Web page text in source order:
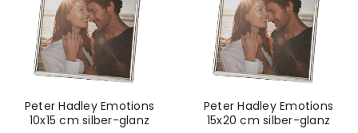
Peter Hadley Emotions
10x15 cm silber-glanz
Peter Hadley Emotions
15x20 cm silber-glanz